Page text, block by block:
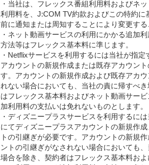
・当社は、フレックス番組利用料およびネ
利用料を、J:COM TV約款およびこの特約に
前に通知または周知することにより変更する
・ネット動画サービスの利用にかかる追加
方法等はフレックス基本料に準じます。
・Netflixサービスを利用するには当社が指定
アカウントの新規作成または既存アカウン
す。アカウントの新規作成および既存アカ
れない場合においても、当社の責に帰すべ
はフレックス基本料およびネット動画サー
加利用料の支払いは免れないものとします。
・ディズニープラスサービスを利用するに
にてディズニープラスアカウントの新規作
トの引継ぎが必要です。アカウントの新規
ントの引継ぎがなされない場合においても
場合を除き、契約者はフレックス基本料お